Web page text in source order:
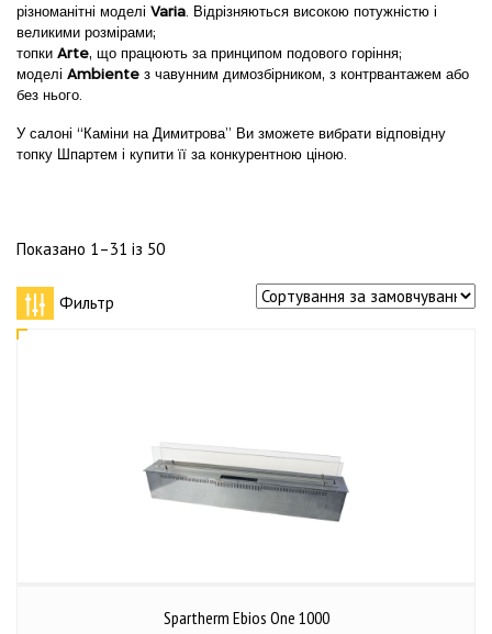
різноманітні моделі Varia. Відрізняються високою потужністю і
великими розмірами;
топки Arte, що працюють за принципом подового горіння;
моделі Ambiente з чавунним димозбірником, з контрвантажем або
без нього.
У салоні “Каміни на Димитрова” Ви зможете вибрати відповідну
топку Шпартем і купити її за конкурентною ціною.
Показано 1–31 із 50
Фильтр
Spartherm Ebios One 1000